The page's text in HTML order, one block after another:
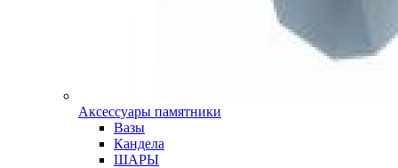
Аксессуары памятники
Вазы
Кандела
ШАРЫ